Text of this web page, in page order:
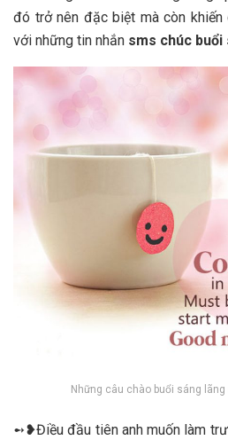
đó trở nên đặc biệt mà còn
với những tin nhắn sms chúc buổi
Những câu chào buổi sáng
➻❥Điều đầu tiên anh muốn làm